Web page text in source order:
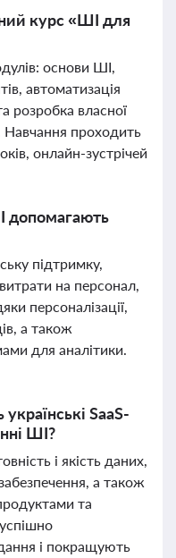
курс «ШІ для
основи ШІ,
автоматизація
розробка власної
Навчання проходить
онлайн-зустрічей
допомагають
підтримку,
на персонал,
персоналізації,
а також
для аналітики.
SaaS-
ШІ?
і якість даних,
а також
та
і покращують